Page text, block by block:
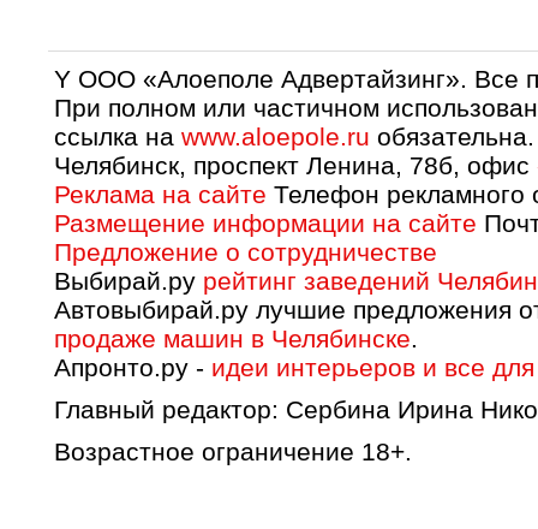
Y OOO «Алоеполе Адвертайзинг».
При полном или частичном
ссылка на www.aloepole.ru обязательна.
Челябинск, проспект Ленина, 78б, офис
Реклама на сайте Телефон рекламного
Размещение информации на сайте
Предложение о сотрудничестве
Выбирай.ру рейтинг заведений
Автовыбирай.ру лучшие предложения
продаже машин в Челябинске.
Апронто.ру - идеи интерьеров и все
Главный редактор: Сербина Ирина
Возрастное ограничение 18+.